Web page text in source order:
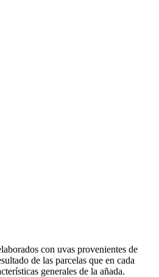
con uvas provenientes de
de las parcelas que en cada
generales de la añada.